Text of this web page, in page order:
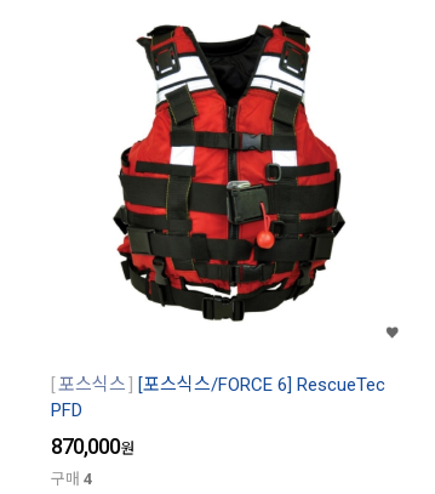
포스식스
[포스식스/FORCE 6] RescueTec
PFD
870,000원
구매 4